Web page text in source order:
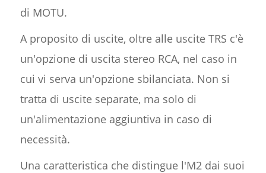
di MOTU.
A proposito di uscite, oltre alle uscite TRS c'è
un'opzione di uscita stereo RCA, nel caso in
cui vi serva un'opzione sbilanciata. Non si
tratta di uscite separate, ma solo di
un'alimentazione aggiuntiva in caso di
necessità.
Una caratteristica che distingue l'M2 dai suoi